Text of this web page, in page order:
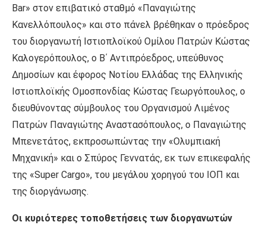
Bar» στον επιβατικό σταθμό «Παναγιώτης
Κανελλόπουλος» και στο πάνελ βρέθηκαν ο πρόεδρος
του διοργανωτή Ιστιοπλοϊκού Ομίλου Πατρών Κώστας
Καλογερόπουλος, ο Β΄ Αντιπρόεδρος, υπεύθυνος
Δημοσίων και έφορος Νοτίου Ελλάδας της Ελληνικής
Ιστιοπλοϊκής Ομοσπονδίας Κώστας Γεωργόπουλος, ο
διευθύνοντας σύμβουλος του Οργανισμού Λιμένος
Πατρών Παναγιώτης Αναστασόπουλος, ο Παναγιώτης
Μπενετάτος, εκπροσωπώντας την «Ολυμπιακή
Μηχανική» και ο Σπύρος Γεννατάς, εκ των επικεφαλής
της «Super Cargo», του μεγάλου χορηγού του ΙΟΠ και
της διοργάνωσης.
Οι κυριότερες τοποθετήσεις των διοργανωτών